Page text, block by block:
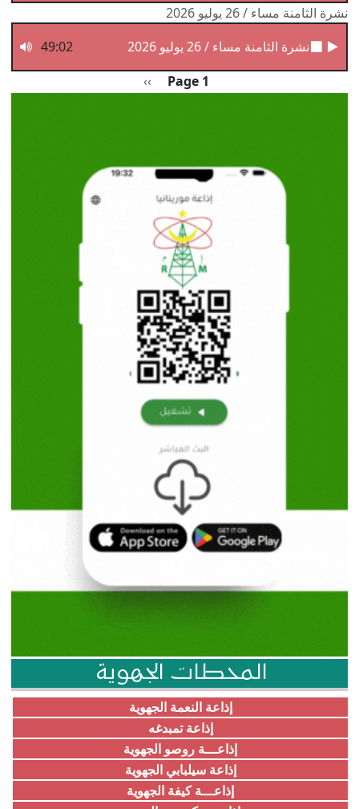
نشرة الثامنة مساء / 26 يوليو 2026
نشرة الثامنة مساء / 26 يوليو 2026
49:02
Page 1 الصفحة التالية
››
المحطات الجهوية
إذاعة النعمة الجهوية
إذاعة تمبدغه
إذاعـــة روصو الجهوية
إذاعة سيلبابي الجهوية
إذاعـــة كيفة الجهوية